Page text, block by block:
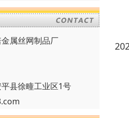
属丝网制品厂
县徐疃工业区1号